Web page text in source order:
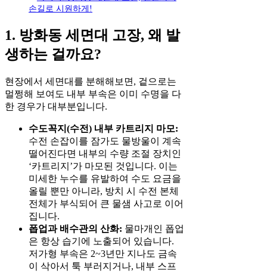
손길로 시원하게!
1. 방화동 세면대 고장, 왜 발
생하는 걸까요?
현장에서 세면대를 분해해보면, 겉으로는
멀쩡해 보여도 내부 부속은 이미 수명을 다
한 경우가 대부분입니다.
수도꼭지(수전) 내부 카트리지 마모:
수전 손잡이를 잠가도 물방울이 계속
떨어진다면 내부의 수량 조절 장치인
‘카트리지’가 마모된 것입니다. 이는
미세한 누수를 유발하여 수도 요금을
올릴 뿐만 아니라, 방치 시 수전 본체
전체가 부식되어 큰 물샘 사고로 이어
집니다.
폽업과 배수관의 산화: 물마개인 폽업
은 항상 습기에 노출되어 있습니다.
저가형 부속은 2~3년만 지나도 금속
이 삭아서 툭 부러지거나, 내부 스프